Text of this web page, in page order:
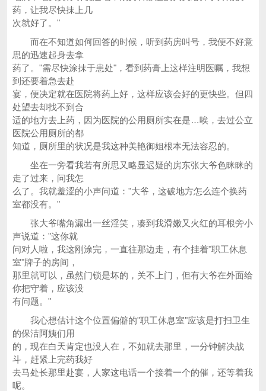
药，让我尽快抹上几
次就好了。"
而在不知道如何回答的时候，听到药房叫号，我便不好意
思的迅速起身去拿
药了。"需尽快涂抹于患处"，看到药膏上这样注明医嘱，我想
到还要着急去赴
宴，便决定就在医院将药上好，这样应该会好的更快些。但四
处望去却找不到合
适的地方去上药，因为医院的公用厕所实在是…唉，去过公立
医院公用厕所的都
知道，厕所里的状况是我这种美艳御姐根本无法容忍的。
坐在一旁看我若有所思又略显迟疑的房东张大爷色眯眯的
走了过来，问我怎
么了。我就羞涩的小声问道："大爷，这破地方怎么连个换药
室都没有。"
张大爷嘴角漏出一丝淫笑，凑到我滑嫩又火红的耳根旁小
声说道："这你就
问对人啦，我这刚涂完，一直往那边走，有个挂着"职工休息
室"牌子的房间，
那里就可以，虽然门锁是坏的，关不上门，但有大爷在外面给
你把守着，应该没
有问题。"
我心想估计这个位置偏僻的"职工休息室"应该是打扫卫生
的保洁阿姨们用
的，现在白天肯定也没人在，不如就去那里，一分钟解决战
斗，赶紧上完药我好
去马处长那里赴宴，人家这电话一个接着一个的催，还等着我
呢。